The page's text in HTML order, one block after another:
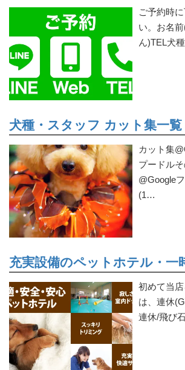
ご予約時
い。お名
ん)TEL犬
犬種・スタッフ カット集一覧
カット集
プードル
@Google
(1…
充実設備のペットホテル・一
初めて当
は、連休
連休/飛び